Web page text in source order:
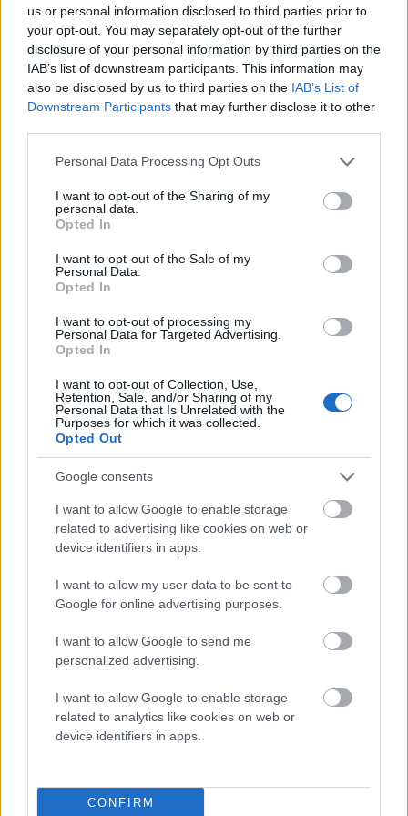
us or personal information disclosed to third parties prior to
your opt-out. You may separately opt-out of the further
disclosure of your personal information by third parties on the
IAB’s list of downstream participants. This information may
also be disclosed by us to third parties on the IAB’s List of
Downstream Participants that may further disclose it to other
Please note that this website/app uses one or more Google
not limited to your visit or usage behaviour. You may click to
grant or deny consent to Google and its third-party tags to
use your data for below specified purposes in below Google
consent section.
Personal Data Processing Opt Outs
I want to opt-out of the Sharing of my
personal data.
Opted In
I want to opt-out of the Sale of my
Personal Data.
Opted In
I want to opt-out of processing my
Personal Data for Targeted Advertising.
Opted In
I want to opt-out of Collection, Use,
Retention, Sale, and/or Sharing of my
Personal Data that Is Unrelated with the
Purposes for which it was collected.
Opted Out
Google consents
I want to allow Google to enable storage
related to advertising like cookies on web or
device identifiers in apps.
I want to allow my user data to be sent to
Google for online advertising purposes.
I want to allow Google to send me
personalized advertising.
I want to allow Google to enable storage
related to analytics like cookies on web or
device identifiers in apps.
CONFIRM
M 88-92 68-72 94-98
L 92-96 72-76
98-102
Πληρωμές & Αποστολή
Τρόποι Πληρωμής
Πιστωτική / Χρεωστική κάρτα μέσω Viva / IRIS
επιβεβαίωση πληρωμής)
Αποστολή
Αποστολές σε Ελλάδα & Κύπρο
Box Now (κόστος 3.5€)
Επιστροφές
Τα προϊόντα πρέπει να είναι αφόρετα, άθικτα και με τα
ταμπελάκια τους
Επιστροφή χρημάτων μέσω τραπεζικής κατάθεσης (έως 14
εργάσιμες)
Τα έξοδα αποστολής & επιστροφής επιβαρύνουν τον πελάτη
Σχετικά προϊόντα
Δαντελένιο Μακρύ Φόρεμα -Black Siren
€ Original
price
was:
44.90 €.
31.90€Η
τρέχουσα
τιμή
είναι:
31.90 €.
Add to wishlist
το
προϊόν
πολλαπλές
επιλογές
μπορούν
Quick view
Φόρεμα Domitia Mαύρο Midi